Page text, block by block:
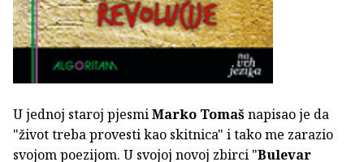
U jednoj staroj pjesmiMarko Tomašnapisao je da
"život treba provesti kao skitnica" i tako me zarazio
svojom poezijom. U svojoj novoj zbirci "Bulevar